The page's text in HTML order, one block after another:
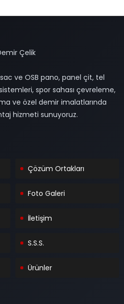
Çelik
ve OSB pano, panel çit, tel
spor sahası çevreleme,
ve özel demir imalatlarında
hizmeti sunuyoruz.
Çözüm Ortakları
Foto Galeri
İletişim
S.S.S.
Ürünler